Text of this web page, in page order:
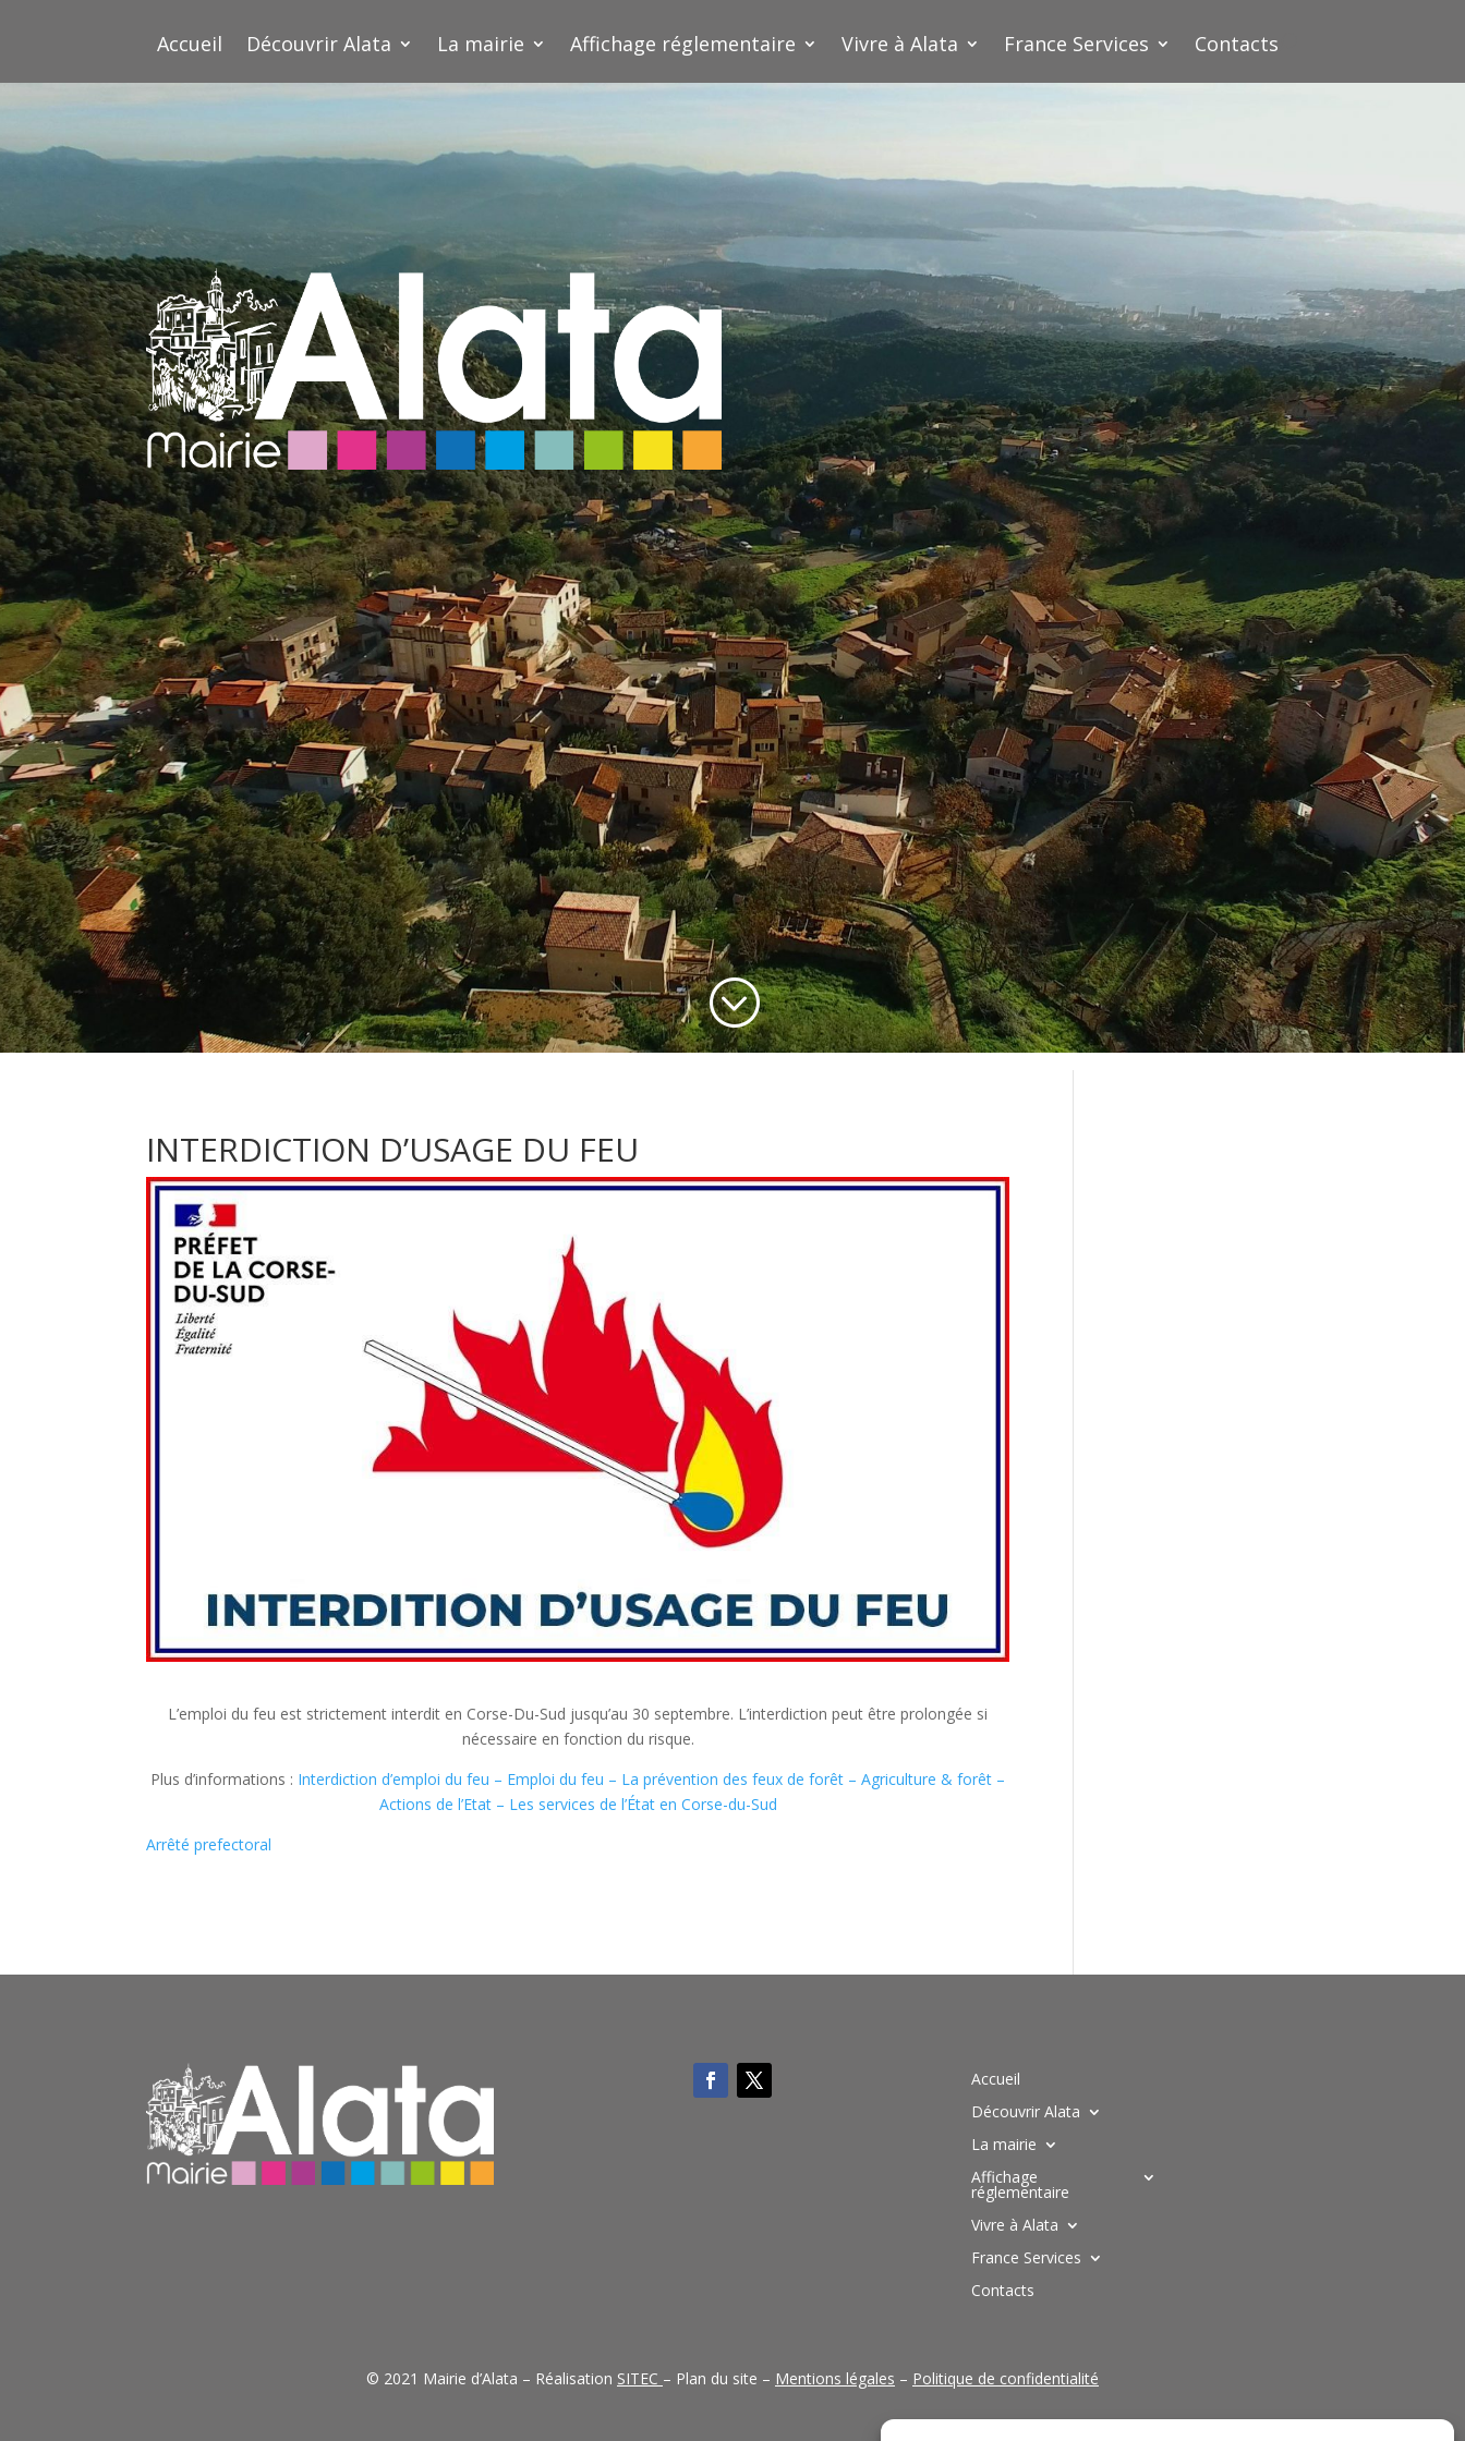
Accueil Découvrir Alata La mairie Affichage réglementaire Vivre à Alata France Services Contacts
;
INTERDICTION D’USAGE DU FEU
L’emploi du feu est strictement interdit en Corse-Du-Sud jusqu’au 30 septembre. L’interdiction peut être prolongée si
nécessaire en fonction du risque.
Plus d’informations : Interdiction d’emploi du feu – Emploi du feu – La prévention des feux de forêt – Agriculture & forêt –
Actions de l’Etat – Les services de l’État en Corse-du-Sud
Arrêté prefectoral
Accueil
Découvrir Alata
La mairie
Affichage
réglementaire
Vivre à Alata
France Services
Contacts
© 2021 Mairie d’Alata – Réalisation SITEC – Plan du site – Mentions légales – Politique de confidentialité